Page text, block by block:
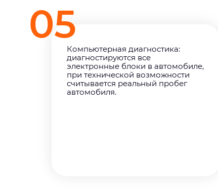
05
Компьютерная диагностика:
диагностируются все
электронные блоки в автомобиле,
при технической возможности
считывается реальный пробег
автомобиля.